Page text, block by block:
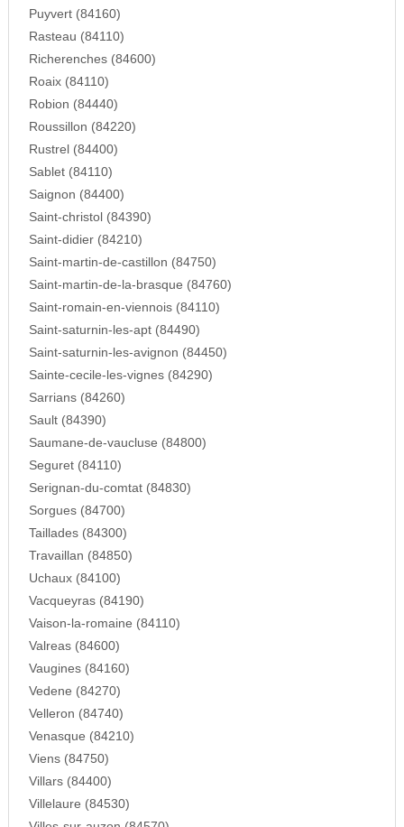
Puyvert (84160)
Rasteau (84110)
Richerenches (84600)
Roaix (84110)
Robion (84440)
Roussillon (84220)
Rustrel (84400)
Sablet (84110)
Saignon (84400)
Saint-christol (84390)
Saint-didier (84210)
Saint-martin-de-castillon (84750)
Saint-martin-de-la-brasque (84760)
Saint-romain-en-viennois (84110)
Saint-saturnin-les-apt (84490)
Saint-saturnin-les-avignon (84450)
Sainte-cecile-les-vignes (84290)
Sarrians (84260)
Sault (84390)
Saumane-de-vaucluse (84800)
Seguret (84110)
Serignan-du-comtat (84830)
Sorgues (84700)
Taillades (84300)
Travaillan (84850)
Uchaux (84100)
Vacqueyras (84190)
Vaison-la-romaine (84110)
Valreas (84600)
Vaugines (84160)
Vedene (84270)
Velleron (84740)
Venasque (84210)
Viens (84750)
Villars (84400)
Villelaure (84530)